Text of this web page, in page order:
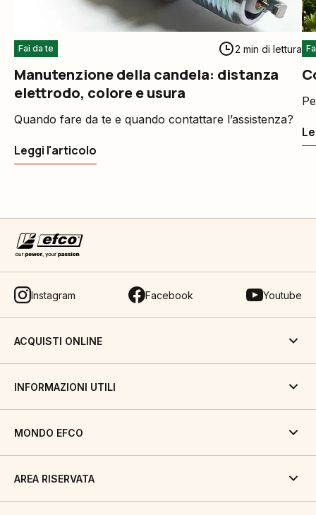
Fai da te 2 min di lettura
Manutenzione della candela: distanza
elettrodo, colore e usura
Quando fare da te e quando contattare l’assistenza?
Leggi l'articolo
Instagram Facebook Youtube
ACQUISTI ONLINE
INFORMAZIONI UTILI
MONDO EFCO
AREA RISERVATA